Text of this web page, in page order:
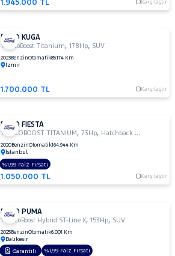
1.945.000 TL Karşılaştır
FORD KUGA
1.5 EcoBoost Titanium,178Hp, SUV
2023BenzinOtomatik85.174 Km
İzmir
1.700.000 TL Karşılaştır
FORD FIESTA
1.0 ECOBOOST TITANIUM ,73Hp, Hatchback 5 Kapı
2020BenzinOtomatik164.944 Km
İstanbul
1.050.000 TL Karşılaştır
%1,99 Faiz Fırsatı
FORD PUMA
1.0 EcoBoost Hybrid ST-Line X,153Hp, SUV
2025BenzinOtomatik6.001 Km
Balıkesir
Garantili %1,99 Faiz Fırsatı